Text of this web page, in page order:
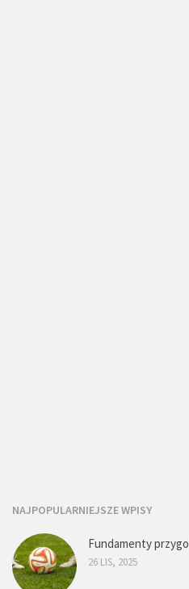
NAJPOPULARNIEJSZE WPISY
Fundamenty
26 LIS, 2025